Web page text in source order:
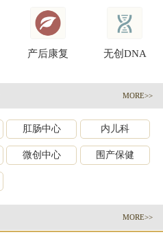
产后康复 无创DNA
MORE>>
肛肠中心 内儿科
微创中心 围产保健
MORE>>